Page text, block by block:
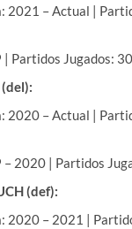
2021 – Actual |
Partidos Jugados:
2020 – Actual |
– 2020 | Partidos
(def):
2020 – 2021 |